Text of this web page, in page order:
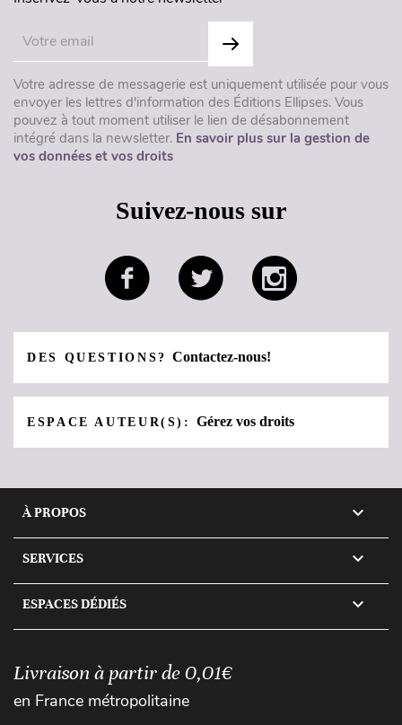
Votre adresse de messagerie est uniquement utilisée pour vous
envoyer les lettres d'information des Éditions Ellipses. Vous
pouvez à tout moment utiliser le lien de désabonnement
intégré dans la newsletter. En savoir plus sur la gestion de
vos données et vos droits
Suivez-nous sur
DES QUESTIONS?Contactez-nous!
ESPACE AUTEUR(S):Gérez vos droits
À PROPOS 
SERVICES 
ESPACES DÉDIÉS 
Livraison à partir de 0,01€
en France métropolitaine